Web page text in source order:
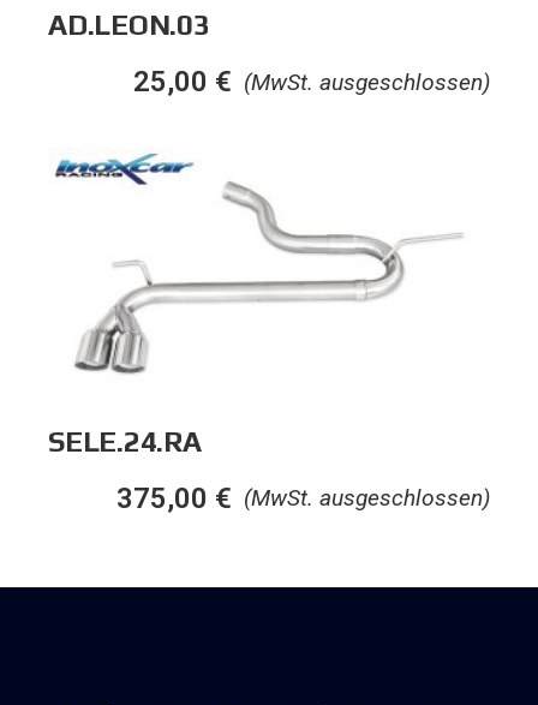
AD.LEON.03
(MwSt. ausgeschlossen)
25,00 €
SELE.24.RA
(MwSt. ausgeschlossen)
375,00 €